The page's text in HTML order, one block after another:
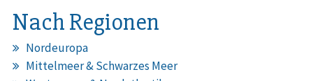
Nach Regionen
Nordeuropa
Mittelmeer & Schwarzes Meer